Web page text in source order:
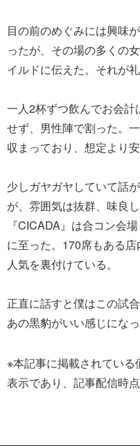
目の前のめぐみには興味
ったが、その場の多くの
イルドに伝えた。それが礼
一人2杯ずつ飲んでお会
せず、男性陣で割った。
収まっており、想定より安
少しガヤガヤしていて話
が、雰囲気は抜群、味良
『CICADA』は合コン会
に至った。170席もある
人気を裏付けている。
正直に話すと僕はこの試
あの黒豹がいい感じにな
※本記事に掲載されてい
表示であり、記事配信時点